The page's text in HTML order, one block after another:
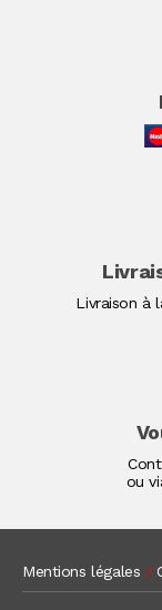
Livraison à
ou
Mentions légales /